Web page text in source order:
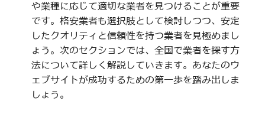
や業種に応じて適切な業者を見つけることが重要
です。格安業者も選択肢として検討しつつ、安定
したクオリティと信頼性を持つ業者を見極めまし
ょう。次のセクションでは、全国で業者を探す方
法について詳しく解説していきます。あなたのウ
ェブサイトが成功するための第一歩を踏み出しま
しょう。